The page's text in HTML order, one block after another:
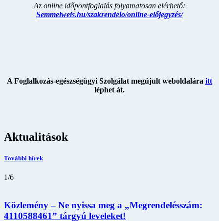
Az online időpontfoglalás folyamatosan elérhető:
Semmelweis.hu/szakrendelo/online-előjegyzés/
A Foglalkozás-egészségügyi Szolgálat megújult weboldalára itt
léphet át.
Aktualitások
További hírek
1/6
Közlemény – Ne nyissa meg a „Megrendelésszám:
4110588461” tárgyú leveleket!